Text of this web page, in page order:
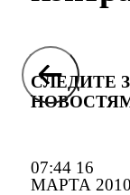
07:44 16
МАРТА 2010
СЛЕДИТЕ